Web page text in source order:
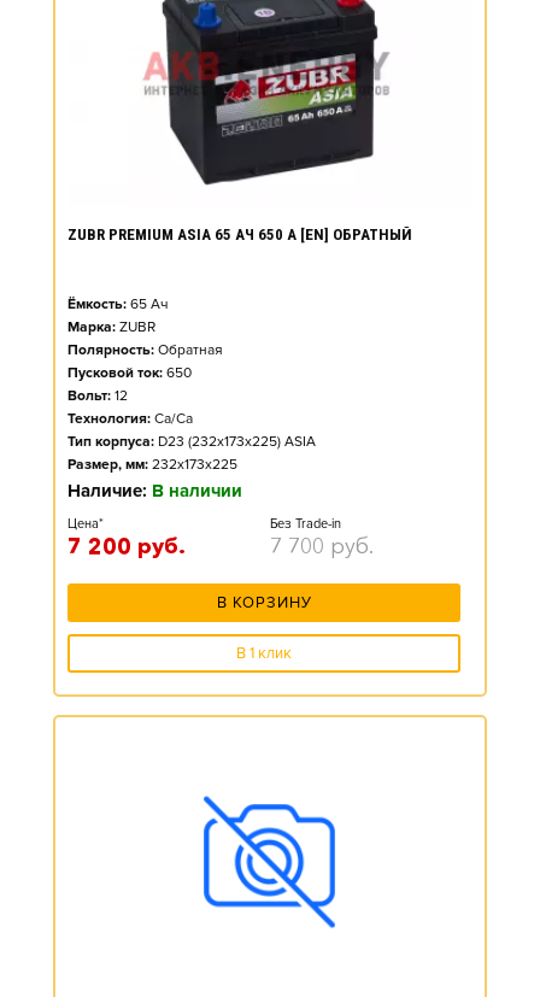
ZUBR PREMIUM ASIA 65 АЧ 650 А [EN] ОБРАТНЫЙ
Ёмкость: 65 Ач
Марка: ZUBR
Полярность: Обратная
Пусковой ток: 650
Вольт: 12
Технология: Ca/Ca
Тип корпуса: D23 (232x173x225) ASIA
Размер, мм: 232x173x225
Наличие: В наличии
Цена*
7 200 руб.
Без Trade-in
7 700 руб.
В КОРЗИНУ
В 1 клик